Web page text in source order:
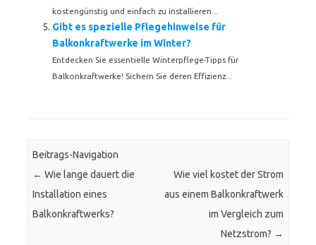
kostengünstig und einfach zu installieren...
Gibt es spezielle Pflegehinweise für
Balkonkraftwerke im Winter?
Entdecken Sie essentielle Winterpflege-Tipps für
Balkonkraftwerke! Sichern Sie deren Effizienz...
Beitrags-Navigation
← Wie lange dauert die
Installation eines
Balkonkraftwerks?
Wie viel kostet der Strom
aus einem Balkonkraftwerk
im Vergleich zum
Netzstrom? →